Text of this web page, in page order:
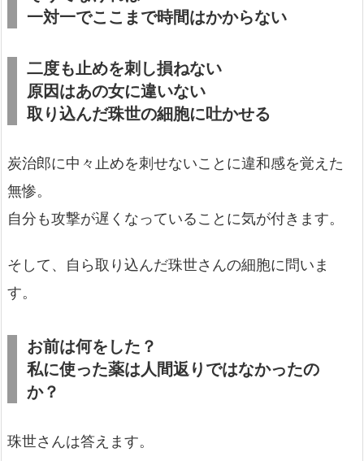
一対一でここまで時間はかからない
二度も止めを刺し損ねない
原因はあの女に違いない
取り込んだ珠世の細胞に吐かせる
炭治郎に中々止めを刺せないことに違和感を覚えた
無惨。
自分も攻撃が遅くなっていることに気が付きます。
そして、自ら取り込んだ珠世さんの細胞に問いま
す。
お前は何をした？
私に使った薬は人間返りではなかったの
か？
珠世さんは答えます。